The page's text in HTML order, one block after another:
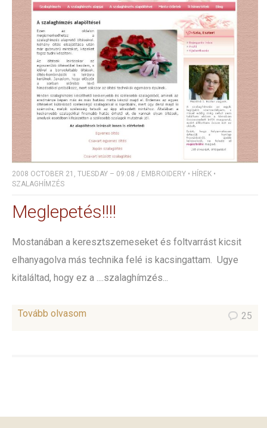
2008 OCTOBER 21, TUESDAY – 09:08 / EMBROIDERY • HÍREK •
SZALAGHÍMZÉS
Meglepetés!!!!
Mostanában a keresztszemeseket és foltvarrást kicsit
elhanyagolva más technika felé is kacsingattam. Ugye
kitaláltad, hogy ez a ....szalaghímzés...
Tovább olvasom 25